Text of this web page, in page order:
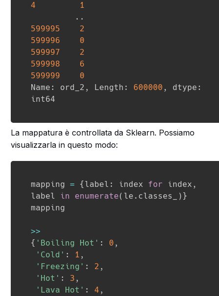
4
1
. .
599995
2
599996
0
599997
2
599998
6
599999
0
Name : ord_2 , Length : 600000 , dtype :
La mappatura è controllata da Sklearn. Possiamo
visualizzarla in questo modo:
mapping = {label : index for index ,
label in enumerate( le . classes_ ) }
mapping
>>
{ 'Boiling Hot' : 0 ,
'Cold' : 1 ,
'Freezing' : 2 ,
'Hot' : 3 ,
'Lava Hot' : 4 ,